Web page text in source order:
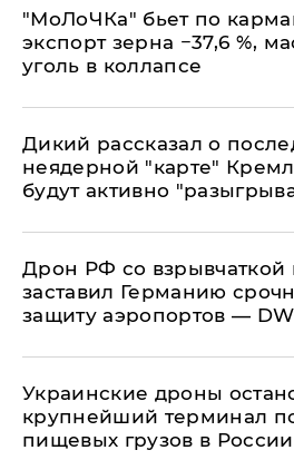
​"МоЛоЧКа" бьет по
экспорт зерна −37,6 %,
уголь в коллапсе
Дикий рассказал о
неядерной "карте"
будут активно
​Дрон РФ со взрывчаткой
заставил Германию
защиту аэропортов — DW
Украинские дроны
крупнейший терминал
пищевых грузов в России